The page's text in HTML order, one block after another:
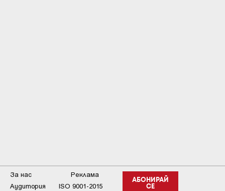
АБОНИРАЙ
СЕ
За нас
Реклама
Аудитория
ISO 9001-2015